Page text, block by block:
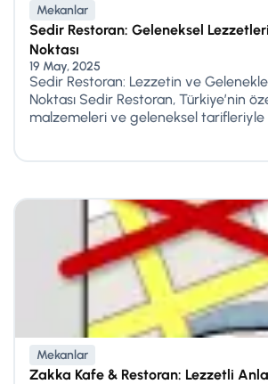
Mekanlar
Sedir Restoran: Geleneksel
Noktası
19 May, 2025
Sedir Restoran: Lezzetin ve
Noktası Sedir Restoran, Türkiye’nin
malzemeleri ve geleneksel tarifleriyle
Mekanlar
Zakka Kafe & Restoran: Lezzetli